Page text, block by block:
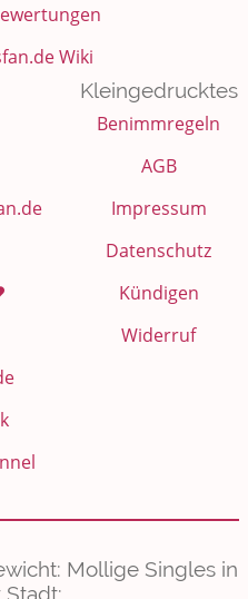
Wiki
Kleingedrucktes
Benimmregeln
AGB
Impressum
Datenschutz
Kündigen
Widerruf
Mollige Singles in
Stadt: